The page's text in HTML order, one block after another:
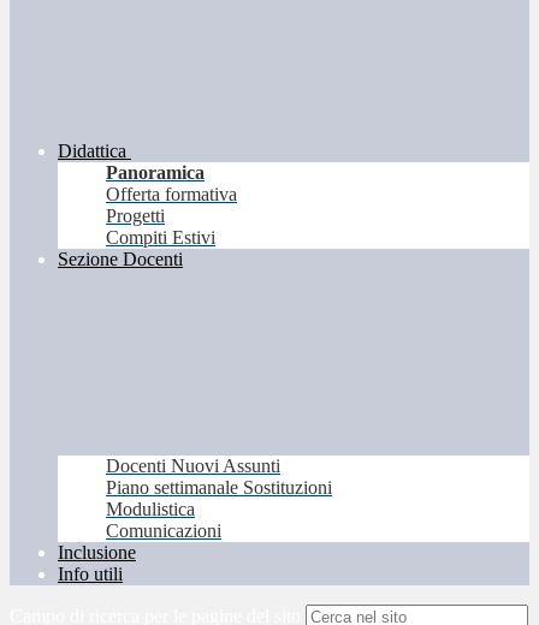
Didattica
Panoramica
Offerta formativa
Progetti
Compiti Estivi
Sezione Docenti
Docenti Nuovi Assunti
Piano settimanale Sostituzioni
Modulistica
Comunicazioni
Inclusione
Info utili